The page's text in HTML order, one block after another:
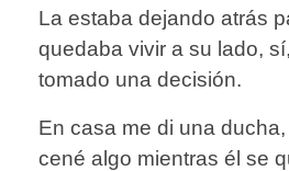
La estaba dejando atrás
quedaba vivir a su lado,
tomado una decisión.
En casa me di una
cené algo mientras él se